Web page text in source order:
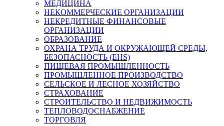
МЕДИЦИНА
НЕКОММЕРЧЕСКИЕ ОРГАНИЗАЦИИ
НЕКРЕДИТНЫЕ ФИНАНСОВЫЕ
ОРГАНИЗАЦИИ
ОБРАЗОВАНИЕ
ОХРАНА ТРУДА И ОКРУЖАЮЩЕЙ СРЕДЫ,
БЕЗОПАСНОСТЬ (EHS)
ПИЩЕВАЯ ПРОМЫШЛЕННОСТЬ
ПРОМЫШЛЕННОЕ ПРОИЗВОДСТВО
СЕЛЬСКОЕ И ЛЕСНОЕ ХОЗЯЙСТВО
СТРАХОВАНИЕ
СТРОИТЕЛЬСТВО И НЕДВИЖИМОСТЬ
ТЕПЛОВОДОСНАБЖЕНИЕ
ТОРГОВЛЯ